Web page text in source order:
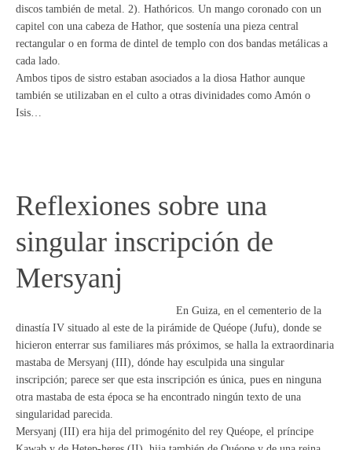
discos también de metal. 2). Hathóricos. Un mango coronado con un
capitel con una cabeza de Hathor, que sostenía una pieza central
rectangular o en forma de dintel de templo con dos bandas metálicas a
cada lado.
Ambos tipos de sistro estaban asociados a la diosa Hathor aunque
también se utilizaban en el culto a otras divinidades como Amón o
Isis…
Reflexiones sobre una
singular inscripción de
Mersyanj
En Guiza, en el cementerio de la
dinastía IV situado al este de la pirámide de Quéope (Jufu), donde se
hicieron enterrar sus familiares más próximos, se halla la extraordinaria
mastaba de Mersyanj (III), dónde hay esculpida una singular
inscripción; parece ser que esta inscripción es única, pues en ninguna
otra mastaba de esta época se ha encontrado ningún texto de una
singularidad parecida.
Mersyanj (III) era hija del primogénito del rey Quéope, el príncipe